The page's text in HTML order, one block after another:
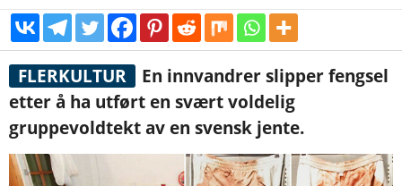
FLERKULTUR
En innvandrer slipper fengsel
etter å ha utført en svært voldelig
gruppevoldtekt av en svensk jente.